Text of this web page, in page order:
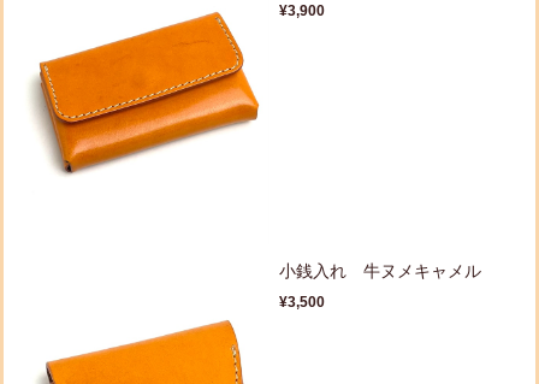
¥3,900
小銭入れ 牛ヌメキャメル
¥3,500